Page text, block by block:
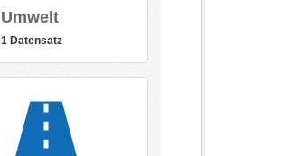
Umwelt
1 Datensatz